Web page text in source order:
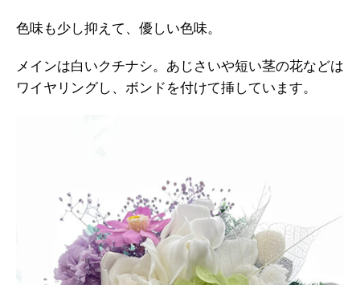
色味も少し抑えて、優しい色味。
メインは白いクチナシ。あじさいや短い茎の花などは
ワイヤリングし、ボンドを付けて挿しています。